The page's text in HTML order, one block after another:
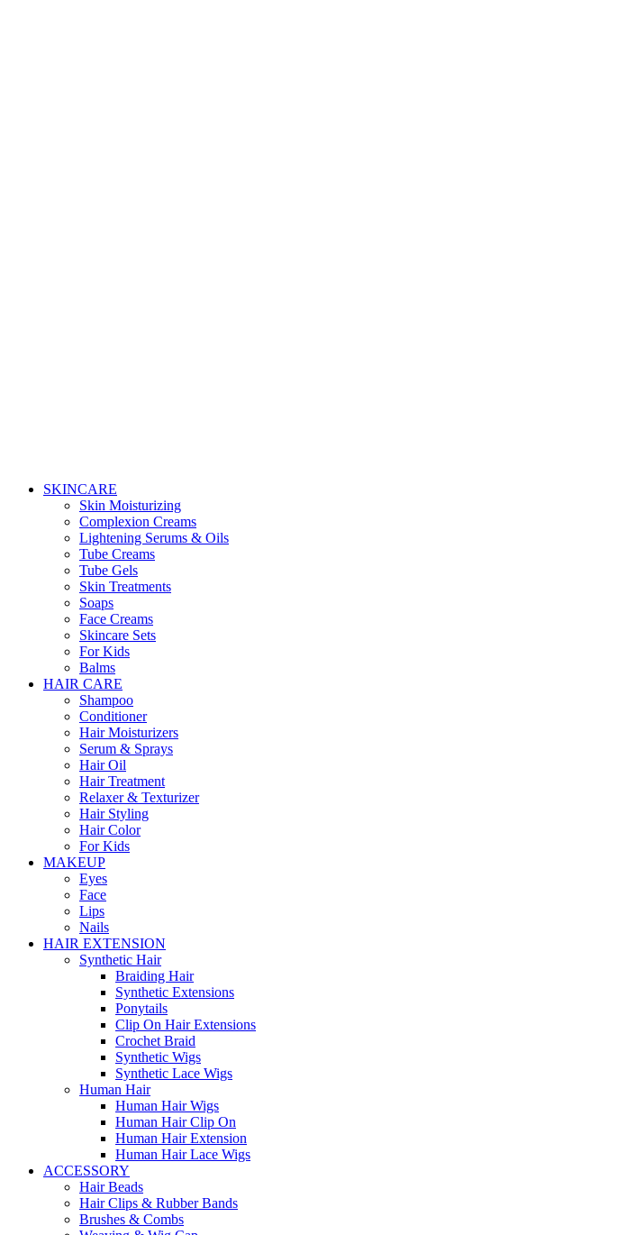
SKINCARE
Skin Moisturizing
Complexion Creams
Lightening Serums & Oils
Tube Creams
Tube Gels
Skin Treatments
Soaps
Face Creams
Skincare Sets
For Kids
Balms
HAIR CARE
Shampoo
Conditioner
Hair Moisturizers
Serum & Sprays
Hair Oil
Hair Treatment
Relaxer & Texturizer
Hair Styling
Hair Color
For Kids
MAKEUP
Eyes
Face
Lips
Nails
HAIR EXTENSION
Synthetic Hair
Braiding Hair
Synthetic Extensions
Ponytails
Clip On Hair Extensions
Crochet Braid
Synthetic Wigs
Synthetic Lace Wigs
Human Hair
Human Hair Wigs
Human Hair Clip On
Human Hair Extension
Human Hair Lace Wigs
ACCESSORY
Hair Beads
Hair Clips & Rubber Bands
Brushes & Combs